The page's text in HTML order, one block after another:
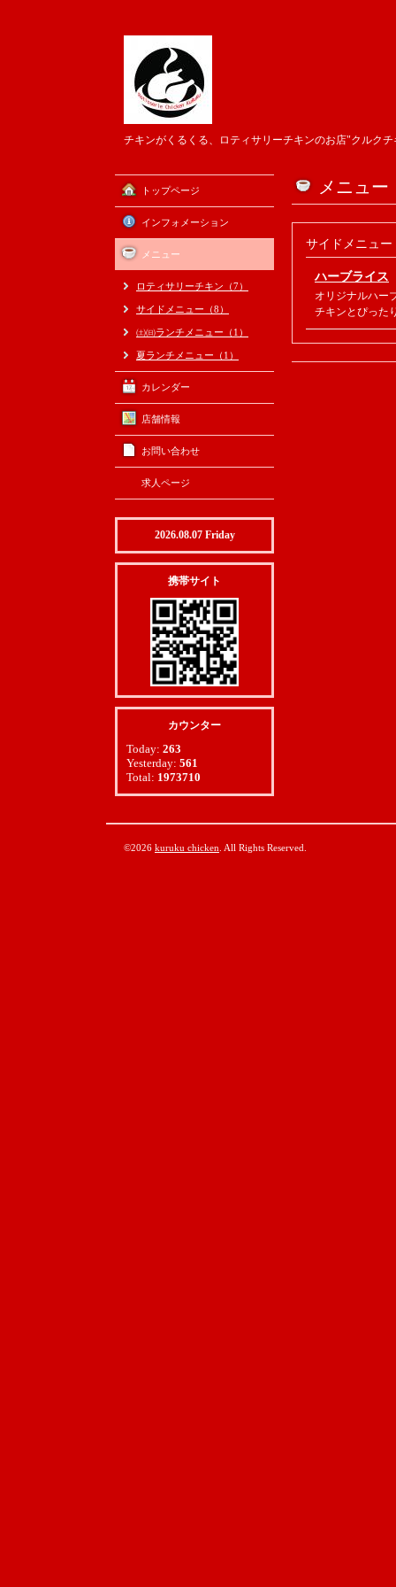
チキンがくるくる、ロティサリーチキンのお店"クルク
メニュー
サイドメニュー
ハーブライス
オリジナルハー
チキンとぴった
トップページ
インフォメーション
メニュー
ロティサリーチキン（7）
サイドメニュー（8）
㈯㈰ランチメニュー（1）
夏ランチメニュー（1）
カレンダー
店舗情報
お問い合わせ
求人ページ
2026.08.07 Friday
携帯サイト
カウンター
Today: 263
Yesterday: 561
Total: 1973710
©2026 kuruku chicken . All Rights Reserved.